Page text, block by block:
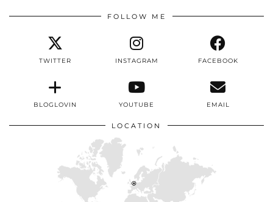
FOLLOW ME
TWITTER INSTAGRAM FACEBOOK
BLOGLOVIN YOUTUBE EMAIL
LOCATION